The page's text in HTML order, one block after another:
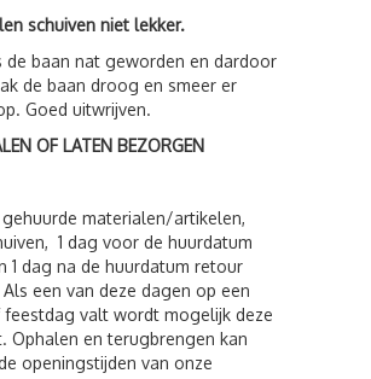
schuiven niet lekker.
de baan nat geworden en dardoor
de baan droog en smeer er
Goed uitwrijven.
OF LATEN BEZORGEN
materialen/artikelen,
1 dag voor de huurdatum
1 dag na de huurdatum retour
een van deze dagen op een
valt wordt mogelijk deze
Ophalen en terugbrengen kan
openingstijden van onze